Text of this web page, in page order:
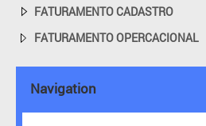
FATURAMENTO CADASTRO
FATURAMENTO OPERCACIONAL
Navigation